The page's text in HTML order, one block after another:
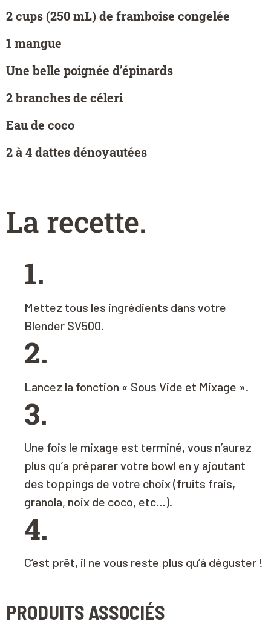
2 cups (250 mL) de framboise congelée
1 mangue
Une belle poignée d’épinards
2 branches de céleri
Eau de coco
2 à 4 dattes dénoyautées
La recette.
1.
Mettez tous les ingrédients dans votre
Blender SV500.
2.
Lancez la fonction « Sous Vide et Mixage ».
3.
Une fois le mixage est terminé, vous n’aurez
plus qu’a préparer votre bowl en y ajoutant
des toppings de votre choix (fruits frais,
granola, noix de coco, etc…).
4.
C’est prêt, il ne vous reste plus qu’à déguster !
PRODUITS ASSOCIÉS